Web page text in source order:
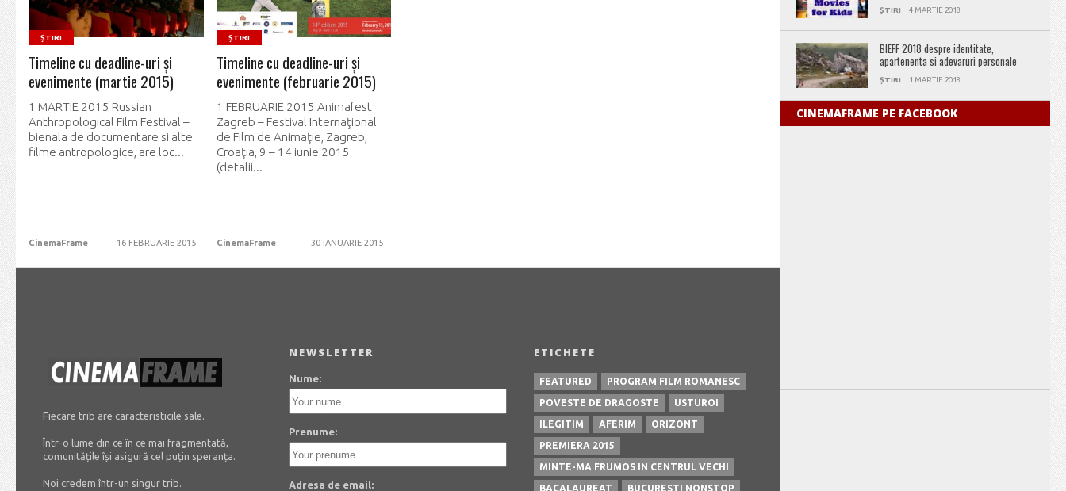
ȘTIRI
Timeline cu deadline-uri şi
evenimente (martie 2015)
1 MARTIE 2015 Russian
Anthropological Film Festival –
bienala de documentare si alte
filme antropologice, are loc...
CinemaFrame 16 FEBRUARIE 2015
ȘTIRI
Timeline cu deadline-uri şi
evenimente (februarie 2015)
1 FEBRUARIE 2015 Animafest
Zagreb – Festival Internaţional
de Film de Animaţie, Zagreb,
Croaţia, 9 – 14 iunie 2015
(detalii...
CinemaFrame 30 IANUARIE 2015
ȘTIRI 4 MARTIE 2018
BIEFF 2018 despre identitate,
apartenenta si adevaruri personale
ȘTIRI 1 MARTIE 2018
CINEMAFRAME PE FACEBOOK
Fiecare trib are caracteristicile sale.
Într-o lume din ce în ce mai fragmentată,
comunitățile își asigură cel puțin speranța.
Noi credem într-un singur trib.
NEWSLETTER
Nume:
Prenume:
Adresa de email:
ETICHETE
FEATURED PROGRAM FILM ROMANESC
POVESTE DE DRAGOSTE USTUROI
ILEGITIM AFERIM ORIZONT
PREMIERA 2015
MINTE-MA FRUMOS IN CENTRUL VECHI
BACALAUREAT BUCURESTI NONSTOP